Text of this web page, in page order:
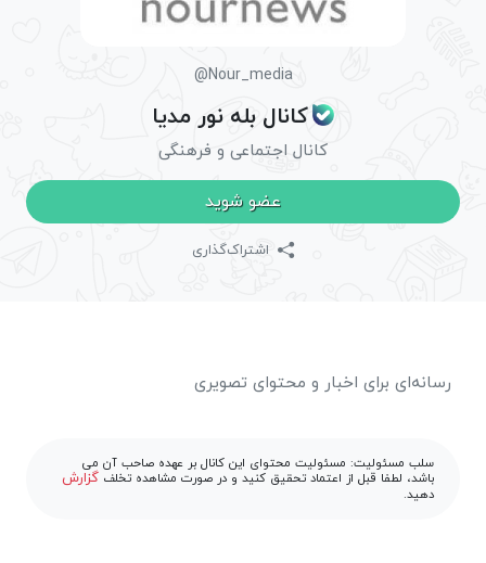
@Nour_media
کانال بله نور مدیا
کانال اجتماعی و فرهنگی
عضو شوید
اشتراک‌گذاری
رسانه‌ای برای اخبار و محتوای تصویری
سلب مسئولیت: مسئولیت محتوای این کانال بر عهده صاحب آن می
باشد، لطفا قبل از اعتماد تحقیق کنید و در صورت مشاهده تخلف گزارش
دهید.